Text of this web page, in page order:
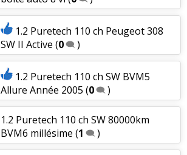
1.2 Puretech 110 ch Peugeot 308
SW II Active (0 )
1.2 Puretech 110 ch SW BVM5
Allure Année 2005 (0 )
1.2 Puretech 110 ch SW 80000km
BVM6 millésime (1 )